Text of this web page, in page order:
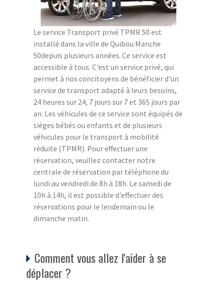
Le service Transport privé TPMR 50 est
installé dans la ville de Quibou Manche
50depuis plusieurs années. Ce service est
accessible à tous. C'est un service privé, qui
permet à nos concitoyens de bénéficier d'un
service de transport adapté à leurs besoins,
24 heures sur 24, 7 jours sur 7 et 365 jours par
an. Les véhicules de ce service sont équipés de
sièges bébés ou enfants et de plusieurs
véhicules pour le transport à mobilité
réduite (TPMR). Pour effectuer une
réservation, veuillez contacter notre
centrale de réservation par téléphone du
lundi au vendredi de 8h à 18h. Le samedi de
10h à 14h, il est possible d'effectuer des
réservations pour le lendemain ou le
dimanche matin.
Comment vous allez l'aider à se
déplacer ?